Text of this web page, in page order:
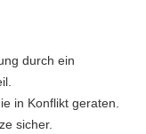
durch ein
in Konflikt geraten.
sicher.